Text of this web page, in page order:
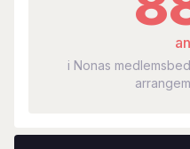
i Nonas